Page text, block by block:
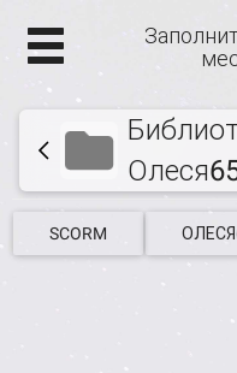
SCORM